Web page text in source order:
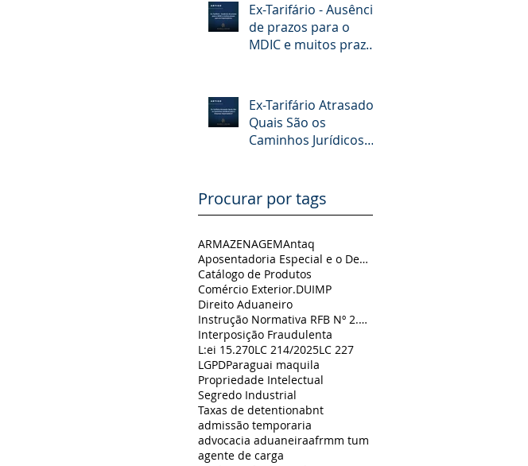
Ex-Tarifário - Ausência
de prazos para o
MDIC e muitos prazos
Ex-Tarifário Atrasado:
Quais São os
Caminhos Jurídicos
Procurar por tags
ARMAZENAGEMAntaq
Aposentadoria Especial e o Despachante Aduaneiro Autônomo: Reflexões a partir do Tema 1291 do STJ
Catálogo de Produtos
Comércio Exterior.DUIMP
Direito Aduaneiro
Instrução Normativa RFB Nº 2.226
Interposição Fraudulenta
L:ei 15.270LC 214/2025LC 227
LGPDParaguai maquila
Propriedade Intelectual
Segredo Industrial
Taxas de detentionabnt
admissão temporaria
advocacia aduaneiraafrmm tum
agente de carga